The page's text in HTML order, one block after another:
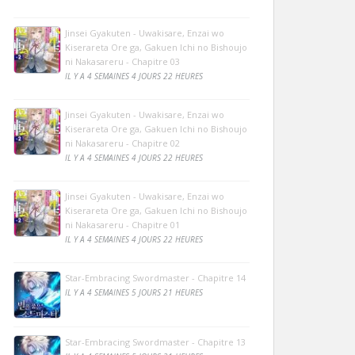
Jinsei Gyakuten - Uwakisare, Enzai wo
Kiserareta Ore ga, Gakuen Ichi no Bishoujo
ni Nakasareru - Chapitre 03
IL Y A 4 SEMAINES 4 JOURS 22 HEURES
Jinsei Gyakuten - Uwakisare, Enzai wo
Kiserareta Ore ga, Gakuen Ichi no Bishoujo
ni Nakasareru - Chapitre 02
IL Y A 4 SEMAINES 4 JOURS 22 HEURES
Jinsei Gyakuten - Uwakisare, Enzai wo
Kiserareta Ore ga, Gakuen Ichi no Bishoujo
ni Nakasareru - Chapitre 01
IL Y A 4 SEMAINES 4 JOURS 22 HEURES
Star-Embracing Swordmaster - Chapitre 14
IL Y A 4 SEMAINES 5 JOURS 21 HEURES
Star-Embracing Swordmaster - Chapitre 13